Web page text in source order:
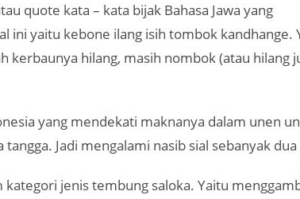
quote kata – kata bijak Bahasa Jawa yang
ini yaitu kebone ilang isih tombok kandhange.
kerbaunya hilang, masih nombok (atau hilang
yang mendekati maknanya dalam unen
Jadi mengalami nasib sial sebanyak dua
kategori jenis tembung saloka. Yaitu